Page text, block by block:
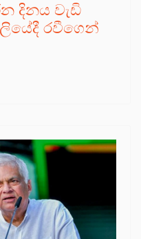
දිනය වැඩි
රවීගෙන්